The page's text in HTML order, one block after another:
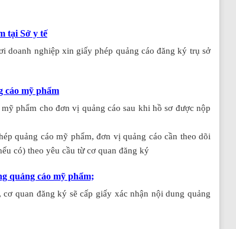
tại Sở y tế
doanh nghiệp xin giấy phép quảng cáo đăng ký trụ sở
cáo mỹ phẩm
phẩm cho đơn vị quảng cáo sau khi hồ sơ được nộp
quảng cáo mỹ phẩm, đơn vị quảng cáo cần theo dõi
có) theo yêu cầu từ cơ quan đăng ký
quảng cáo mỹ phẩm;
quan đăng ký sẽ cấp giấy xác nhận nội dung quảng